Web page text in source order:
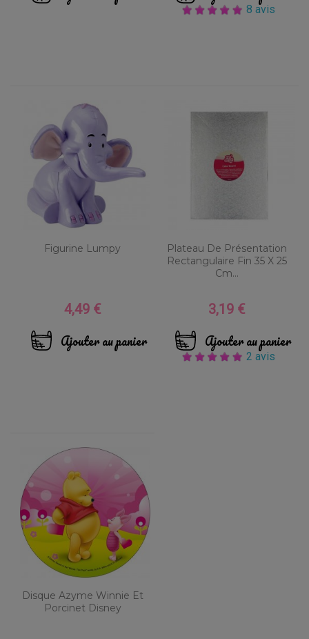
8 avis
Figurine Lumpy
Prix
4,49 €
Ajouter au panier
Plateau De Présentation
Rectangulaire Fin 35 X 25
Cm...
Prix
3,19 €
Ajouter au panier
2 avis
Disque Azyme Winnie Et
Porcinet Disney